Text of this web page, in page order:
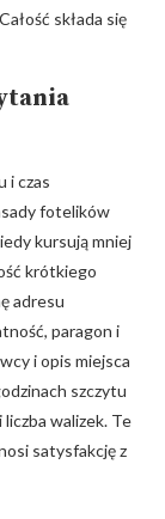
składa się
i czas
fotelików
kursują mniej
krótkiego
adresu
paragon i
i opis miejsca
szczytu
walizek. Te
satysfakcję z